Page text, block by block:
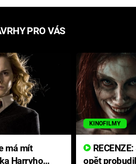
PRO VÁS
má mít
Harryho
KINOFILMY
opět